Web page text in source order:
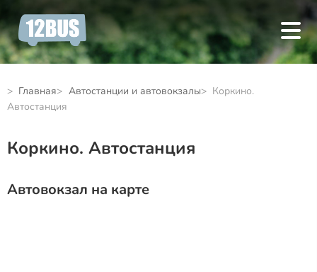
Главная Автостанции и автовокзалы
Коркино.
Автостанция
Коркино. Автостанция
Автовокзал на карте